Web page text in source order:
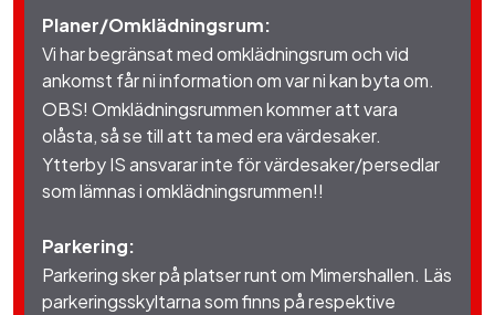
Planer/Omklädningsrum:
Vi har begränsat med omklädningsrum och vid
ankomst får ni information om var ni kan byta om.
OBS! Omklädningsrummen kommer att vara
olåsta, så se till att ta med era värdesaker.
Ytterby IS ansvarar inte för värdesaker/persedlar
som lämnas i omklädningsrummen!!
Parkering:
Parkering sker på platser runt om Mimershallen. Läs
parkeringsskyltarna som finns på respektive